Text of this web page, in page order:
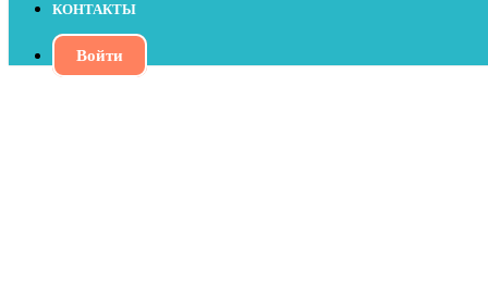
КОНТАКТЫ
Войти